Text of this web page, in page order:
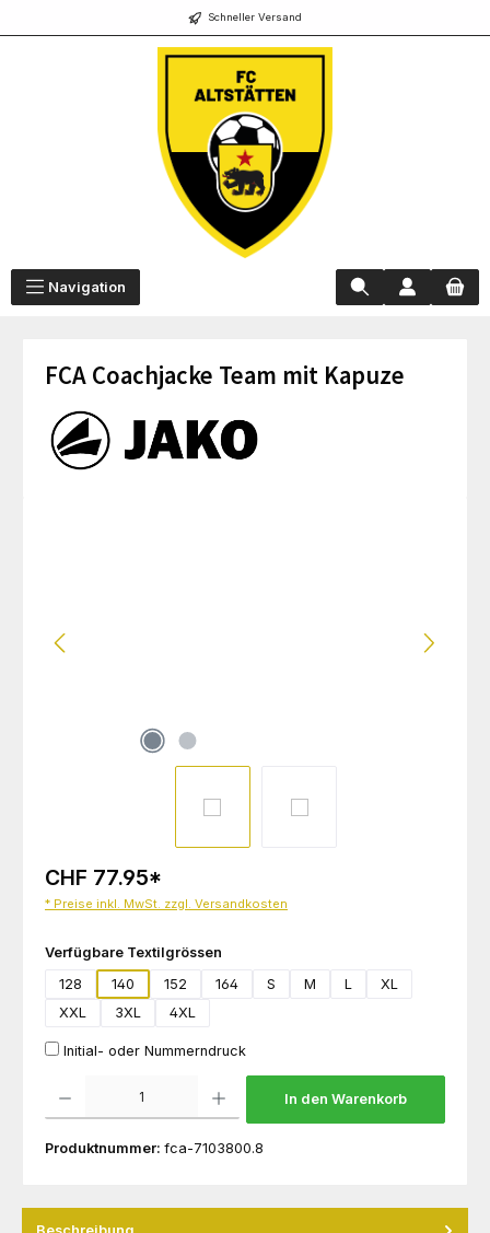
Schneller Versand
Navigation
FCA Coachjacke Team mit Kapuze
CHF 77.95*
* Preise inkl. MwSt. zzgl. Versandkosten
Verfügbare Textilgrössen
128
140 152 164 S M L
XL
XXL
3XL 4XL
Initial- oder Nummerndruck
In den Warenkorb
Produktnummer: fca-7103800.8